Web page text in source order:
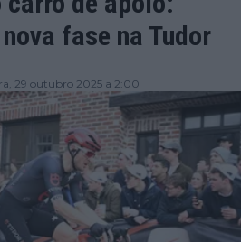
fase na Tudor
29 outubro 2025 a 2:00